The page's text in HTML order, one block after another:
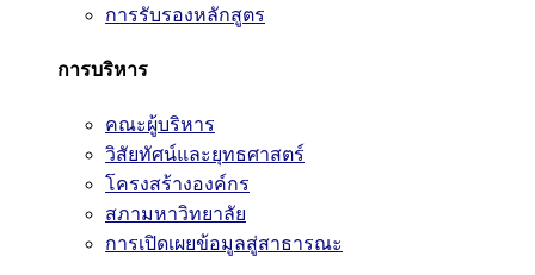
การรับรองหลักสูตร
การบริหาร
คณะผู้บริหาร
วิสัยทัศน์และยุทธศาสตร์
โครงสร้างองค์กร
สภามหาวิทยาลัย
การเปิดเผยข้อมูลสู่สาธารณะ